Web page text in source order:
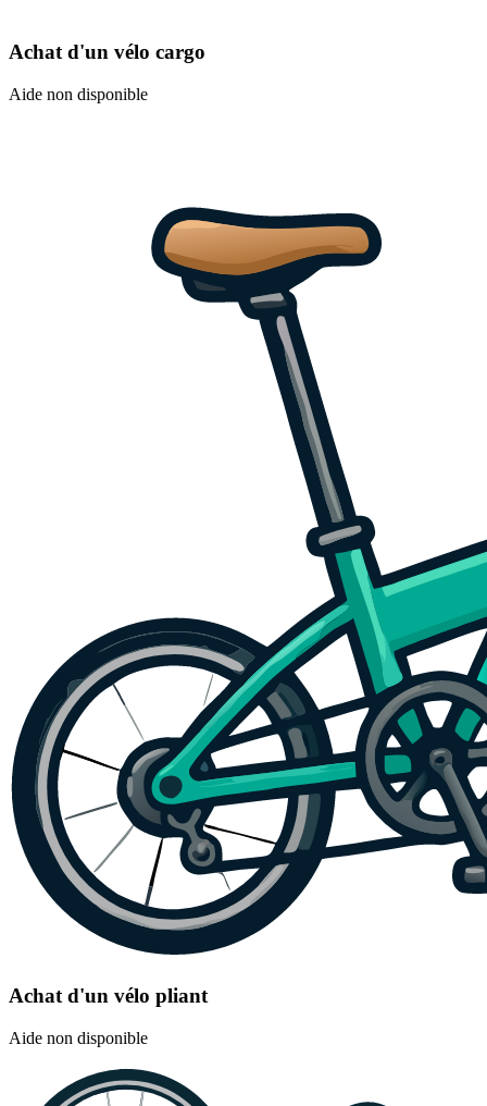
Achat d'un vélo cargo
Aide non disponible
Achat d'un vélo pliant
Aide non disponible